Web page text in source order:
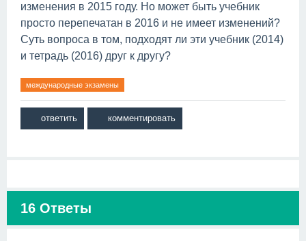
изменения в 2015 году. Но может быть учебник
просто перепечатан в 2016 и не имеет изменений?
Суть вопроса в том, подходят ли эти учебник (2014)
и тетрадь (2016) друг к другу?
международные экзамены
16 Ответы